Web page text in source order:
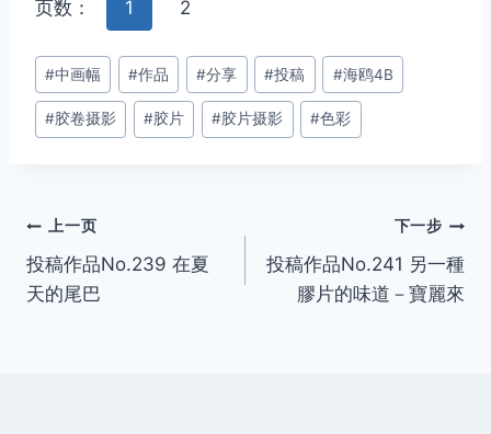
页数： 1 2
文
章
标
#中画幅 #作品 #分享 #投稿 #海鸥4B
#胶卷摄影 #胶片 #胶片摄影 #色彩
文
章
上一页
投稿作品No.239 在夏
天的尾巴
下一步
投稿作品No.241 另一種
膠片的味道－寶麗來